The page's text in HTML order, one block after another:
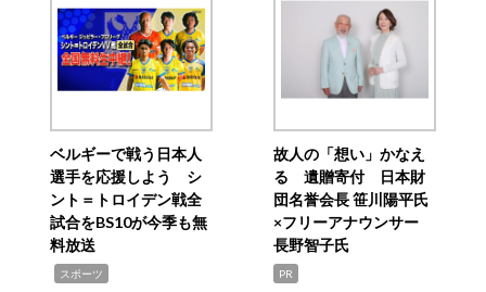
ベルギーで戦う日本人
選手を応援しよう シ
ント＝トロイデン戦全
試合をBS10が今季も無
料放送
スポーツ
故人の「想い」かなえ
る 遺贈寄付 日本財
団名誉会長 笹川陽平氏
×フリーアナウンサー
長野智子氏
PR